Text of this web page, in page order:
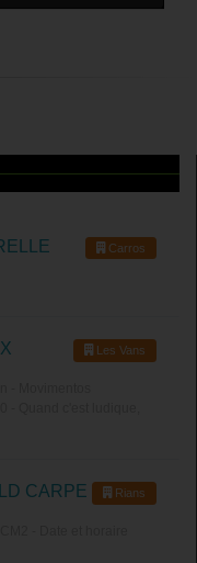
Carros
Les Vans
CARPE Rians